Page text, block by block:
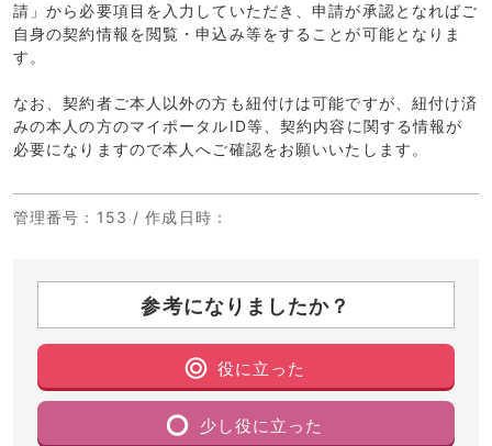
請」から必要項目を入力していただき、申請が承認となればご
自身の契約情報を閲覧・申込み等をすることが可能となりま
す。
なお、契約者ご本人以外の方も紐付けは可能ですが、紐付け済
みの本人の方のマイポータルID等、契約内容に関する情報が
必要になりますので本人へご確認をお願いいたします。
管理番号 ：153 /作成日時 ：
参考になりましたか？
役に立った
少し役に立った